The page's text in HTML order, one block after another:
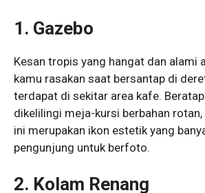
1. Gazebo
Kesan tropis yang hangat dan alami
kamu rasakan saat bersantap di
terdapat di sekitar area kafe.
dikelilingi meja-kursi berbahan
ini merupakan ikon estetik yang
pengunjung untuk berfoto.
2. Kolam Renang